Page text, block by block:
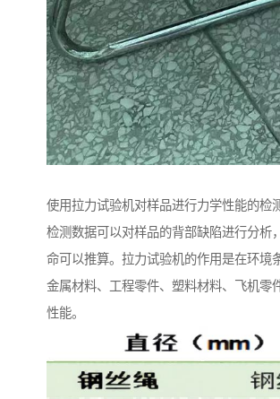
使用拉力试验机对样品进行力学性能的检
检测数据可以对样品的背部缺陷进行分析
命可以推算。拉力试验机的作用是在环境
金属材料、工程零件、塑料材料、飞机零
性能。